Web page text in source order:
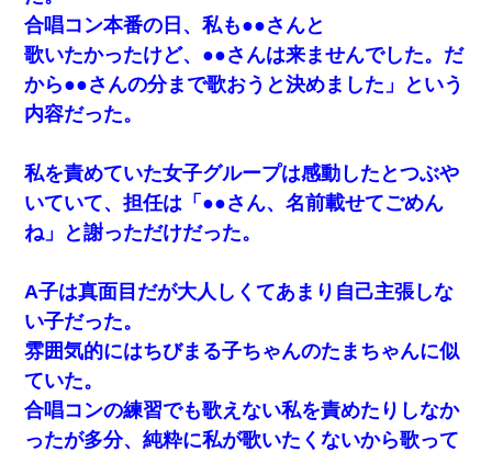
合唱コン本番の日、私も●●さんと
歌いたかったけど、●●さんは来ませんでした。だ
から●●さんの分まで歌おうと決めました」という
内容だった。
私を責めていた女子グループは感動したとつぶや
いていて、担任は「●●さん、名前載せてごめん
ね」と謝っただけだった。
A子は真面目だが大人しくてあまり自己主張しな
い子だった。
雰囲気的にはちびまる子ちゃんのたまちゃんに似
ていた。
合唱コンの練習でも歌えない私を責めたりしなか
ったが多分、純粋に私が歌いたくないから歌って